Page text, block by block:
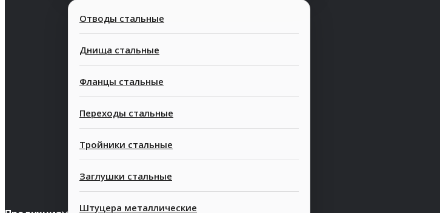
Отводы стальные
Днища стальные
Фланцы стальные
Переходы стальные
Тройники стальные
Заглушки стальные
Штуцера металлические